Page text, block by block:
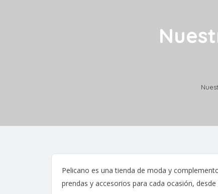
Pelicano es una tienda de moda y
prendas y accesorios para cada ocasión,